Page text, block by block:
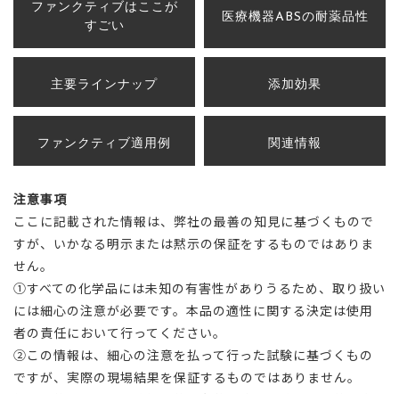
ファンクティブはここが
すごい
医療機器ABSの耐薬品性
主要ラインナップ 添加効果
ファンクティブ適用例 関連情報
注意事項
ここに記載された情報は、弊社の最善の知見に基づくもので
すが、いかなる明示または黙示の保証をするものではありま
せん。
①すべての化学品には未知の有害性がありうるため、取り扱い
には細心の注意が必要です。本品の適性に関する決定は使用
者の責任において行ってください。
②この情報は、細心の注意を払って行った試験に基づくもの
ですが、実際の現場結果を保証するものではありません。